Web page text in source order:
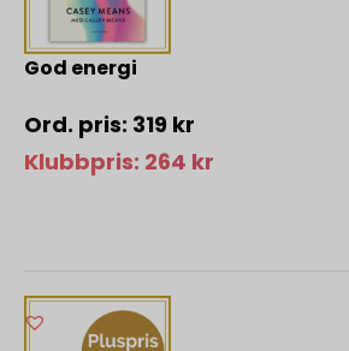
God energi
319 kr
Klubbpris: 264 kr